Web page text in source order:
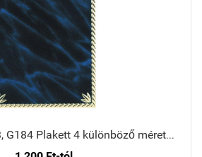
G181, G182, G183, G184 Plakett 4 különböző méretben